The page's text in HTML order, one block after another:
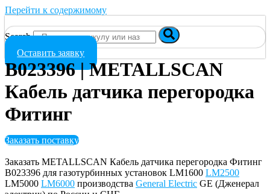
Перейти к содержимому
Search
Оставить заявку
B023396 | METALLSCAN
Кабель датчика перегородка
Фитинг
Заказать поставку
Заказать METALLSCAN Кабель датчика перегородка Фитинг
B023396 для газотурбинных установок LM1600 LM2500
LM5000 LM6000 производства General Electric GE (Дженерал